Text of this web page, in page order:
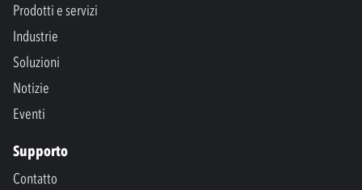
Prodotti e servizi
Industrie
Soluzioni
Notizie
Eventi
Supporto
Contatto